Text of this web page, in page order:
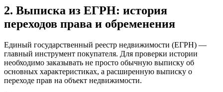
2. Выписка из ЕГРН: история
переходов права и обременения
Единый государственный реестр недвижимости (ЕГРН) —
главный инструмент покупателя. Для проверки истории
необходимо заказывать не просто обычную выписку об
основных характеристиках, а расширенную выписку о
переходе прав на объект недвижимости.